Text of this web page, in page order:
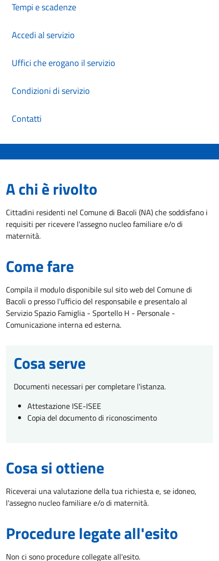
Tempi e scadenze
Accedi al servizio
Uffici che erogano il servizio
Condizioni di servizio
Contatti
A chi è rivolto
Cittadini residenti nel Comune di Bacoli (NA) che soddisfano i
requisiti per ricevere l'assegno nucleo familiare e/o di
maternità.
Come fare
Compila il modulo disponibile sul sito web del Comune di
Bacoli o presso l'ufficio del responsabile e presentalo al
Servizio Spazio Famiglia - Sportello H - Personale -
Comunicazione interna ed esterna.
Cosa serve
Documenti necessari per completare l'istanza.
Attestazione ISE-ISEE
Copia del documento di riconoscimento
Cosa si ottiene
Riceverai una valutazione della tua richiesta e, se idoneo,
l'assegno nucleo familiare e/o di maternità.
Procedure legate all'esito
Non ci sono procedure collegate all'esito.